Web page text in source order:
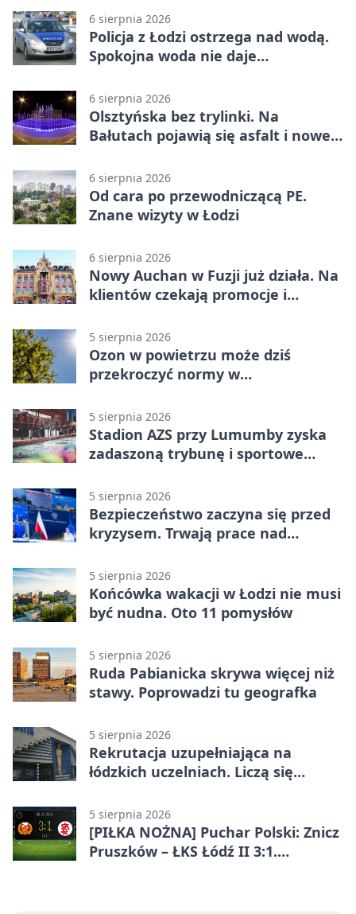
6 sierpnia 2026
Policja z Łodzi ostrzega nad wodą.
Spokojna woda nie daje
6 sierpnia 2026
Olsztyńska bez trylinki. Na
Bałutach pojawią się asfalt i nowe
6 sierpnia 2026
Od cara po przewodniczącą PE.
Znane wizyty w Łodzi
6 sierpnia 2026
Nowy Auchan w Fuzji już działa. Na
klientów czekają promocje i
5 sierpnia 2026
Ozon w powietrzu może dziś
przekroczyć normy w
5 sierpnia 2026
Stadion AZS przy Lumumby zyska
zadaszoną trybunę i sportowe
5 sierpnia 2026
Bezpieczeństwo zaczyna się przed
kryzysem. Trwają prace nad
5 sierpnia 2026
Końcówka wakacji w Łodzi nie musi
być nudna. Oto 11 pomysłów
5 sierpnia 2026
Ruda Pabianicka skrywa więcej niż
stawy. Poprowadzi tu geografka
5 sierpnia 2026
Rekrutacja uzupełniająca na
łódzkich uczelniach. Liczą się
5 sierpnia 2026
[PIŁKA NOŻNA] Puchar Polski: Znicz
Pruszków – ŁKS Łódź II 3:1.